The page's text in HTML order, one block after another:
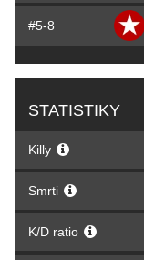
#5-8
STATISTIKY
Killy
Smrti
K/D ratio